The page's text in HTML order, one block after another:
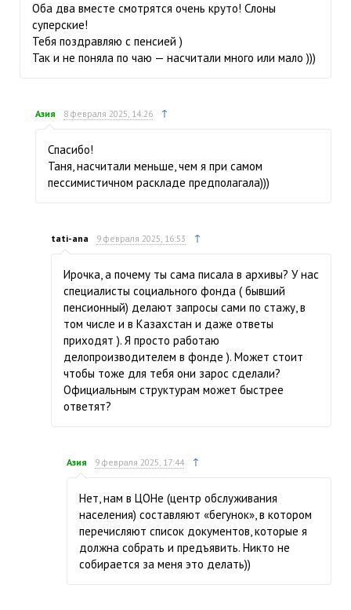
Оба два вместе смотрятся очень круто! Слоны
суперские!
Тебя поздравляю с пенсией )
Так и не поняла по чаю — насчитали много или мало )))
Азия 8 февраля 2025, 14:26 ↑
Спасибо!
Таня, насчитали меньше, чем я при самом
пессимистичном раскладе предполагала)))
tati-ana 9 февраля 2025, 16:53 ↑
Ирочка, а почему ты сама писала в архивы? У нас
специалисты социального фонда ( бывший
пенсионный) делают запросы сами по стажу, в
том числе и в Казахстан и даже ответы
приходят ). Я просто работаю
делопроизводителем в фонде ). Может стоит
чтобы тоже для тебя они зарос сделали?
Официальным структурам может быстрее
ответят?
Азия 9 февраля 2025, 17:44 ↑
Нет, нам в ЦОНе (центр обслуживания
населения) составляют «бегунок», в котором
перечисляют список документов, которые я
должна собрать и предъявить. Никто не
собирается за меня это делать))